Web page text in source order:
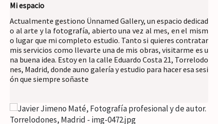
Mi espacio
Actualmente gestiono Ünnamed Gallery, un espacio dedicad
o al arte y la fotografía, abierto una vez al mes, en el mism
o lugar que mi completo estudio. Tanto si quieres contratar
mis servicios como llevarte una de mis obras, visitarme es u
na buena idea. Estoy en la calle Eduardo Costa 21, Torrelodo
nes, Madrid, donde auno galería y estudio para hacer esa sesi
ón que siempre soñaste